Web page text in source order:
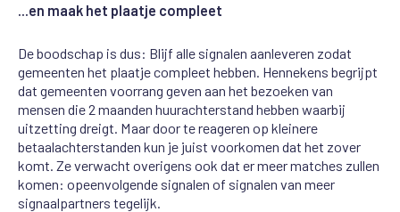
...en maak het plaatje compleet
De boodschap is dus: Blijf alle signalen aanleveren zodat
gemeenten het plaatje compleet hebben. Hennekens begrijpt
dat gemeenten voorrang geven aan het bezoeken van
mensen die 2 maanden huurachterstand hebben waarbij
uitzetting dreigt. Maar door te reageren op kleinere
betaalachterstanden kun je juist voorkomen dat het zover
komt. Ze verwacht overigens ook dat er meer matches zullen
komen: opeenvolgende signalen of signalen van meer
signaalpartners tegelijk.